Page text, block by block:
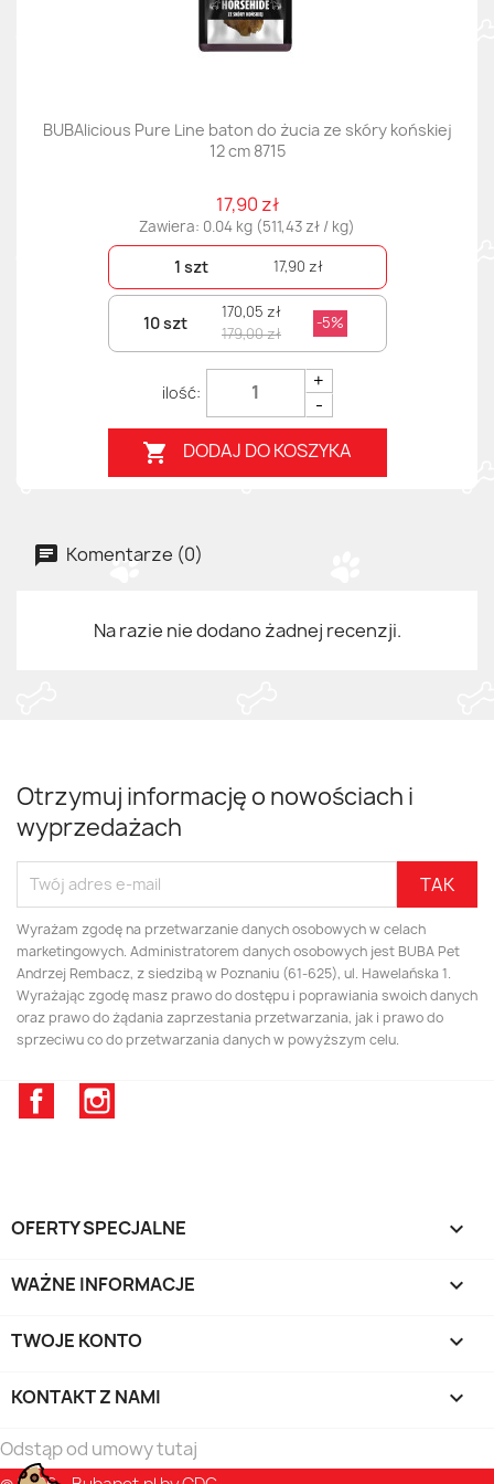
BUBAlicious Pure Line baton do żucia ze skóry końskiej
12 cm 8715
17,90 zł
Zawiera: 0.04 kg (511,43 zł / kg)
1 szt 17,90 zł
10 szt
170,05 zł
179,00 zł
-5%
+
-
 DODAJ DO KOSZYKA
Komentarze (0)
Na razie nie dodano żadnej recenzji.
Otrzymuj informację o nowościach i
wyprzedażach
Wyrażam zgodę na przetwarzanie danych osobowych w celach
marketingowych. Administratorem danych osobowych jest BUBA Pet
Andrzej Rembacz, z siedzibą w Poznaniu (61-625), ul. Hawelańska 1.
Wyrażając zgodę masz prawo do dostępu i poprawiania swoich danych
oraz prawo do żądania zaprzestania przetwarzania, jak i prawo do
sprzeciwu co do przetwarzania danych w powyższym celu.
Facebook
OFERTY SPECJALNE 
WAŻNE INFORMACJE 
TWOJE KONTO 
KONTAKT Z NAMI keyboard_arrow_down
Odstąp od umowy tutaj